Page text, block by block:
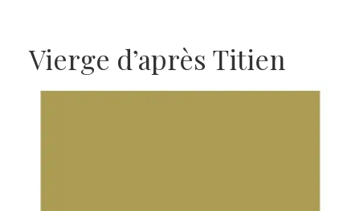
Vierge d’après Titien